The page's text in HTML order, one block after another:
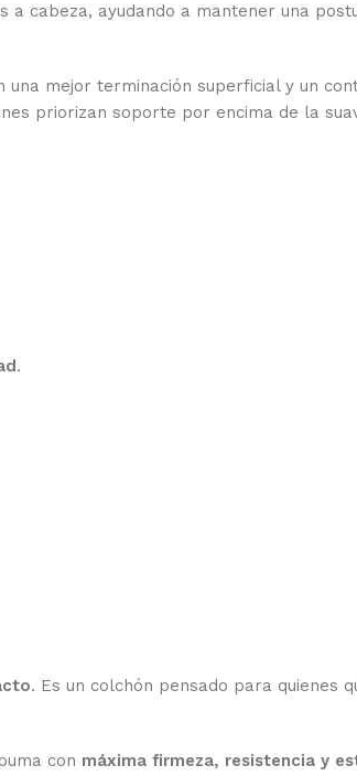
a cabeza, ayudando a mantener una
una mejor terminación superficial y un
priorizan soporte por encima de la
.
. Es un colchón pensado para quienes
con máxima firmeza, resistencia y